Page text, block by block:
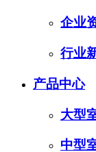
企业
行业
产品中心
大型
中型